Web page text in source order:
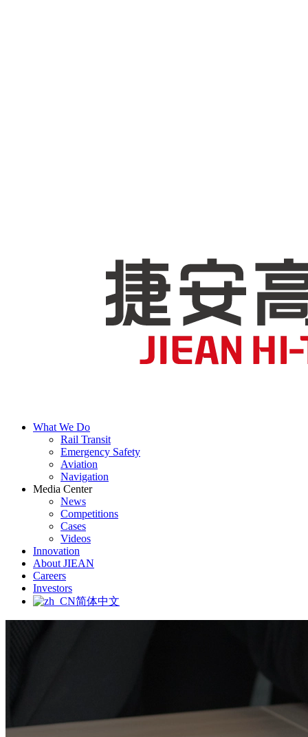
What We Do
Rail Transit
Emergency Safety
Aviation
Navigation
Media Center
News
Competitions
Cases
Videos
Innovation
About JIEAN
Careers
Investors
简体中文